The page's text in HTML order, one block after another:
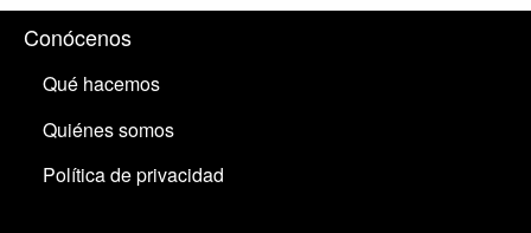
Conócenos
Qué hacemos
Quiénes somos
Política de privacidad